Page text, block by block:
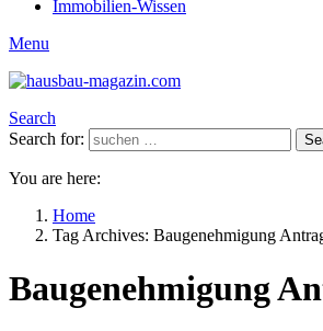
Immobilien-Wissen
Menu
Search
Search for:
You are here:
Home
Tag Archives: Baugenehmigung
Baugenehmigung